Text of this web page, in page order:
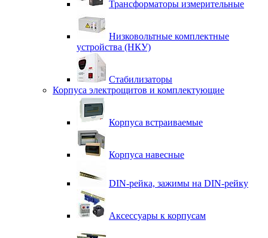
Трансформаторы измерительные
Низковольтные комплектные
устройства (НКУ)
Стабилизаторы
Корпуса электрощитов и комплектующие
Корпуса встраиваемые
Корпуса навесные
DIN-рейка, зажимы на DIN-рейку
Аксессуары к корпусам